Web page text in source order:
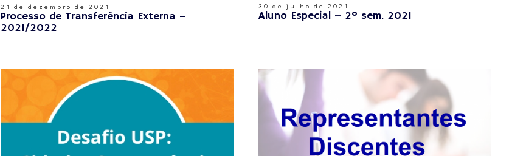
21 de dezembro de 2021
Processo de Transferência Externa –
2021/2022
30 de julho de 2021
Aluno Especial – 2º sem. 2021